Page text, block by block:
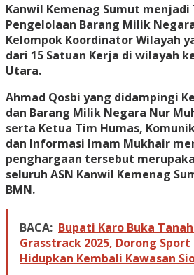
Kanwil Kemenag Sumut menjadi
Pengelolaan Barang Milik
Kelompok Koordinator Wilayah
dari 15 Satuan Kerja di wilayah
Utara.
Ahmad Qosbi yang didampingi
dan Barang Milik Negara Nur
serta Ketua Tim Humas,
dan Informasi Imam Mukhair
penghargaan tersebut
seluruh ASN Kanwil Kemenag
BMN.
BACA: Bupati Karo Buka
Grasstrack 2025, Dorong
Hidupkan Kembali Kawasan